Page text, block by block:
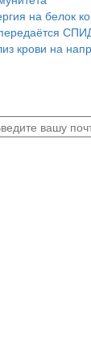
на белок
крови на